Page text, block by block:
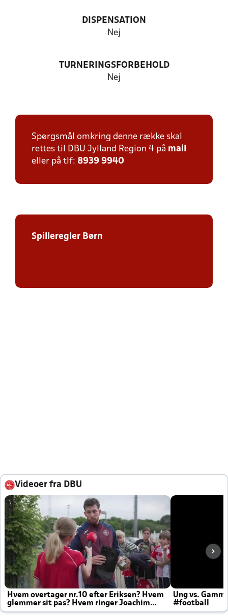
DISPENSATION
Nej
TURNERINGSFORBEHOLD
Nej
Spørgsmål omkring denne række skal
rettes til DBU Jylland Region 4 på mail
eller på tlf: 8939 9940
Spilleregler Børn
Videoer fra DBU
Hvem overtager nr.10 efter Eriksen? Hvem
glemmer sit pas? Hvem ringer Joachim
altid til efter kampe?
Ung vs.
#football